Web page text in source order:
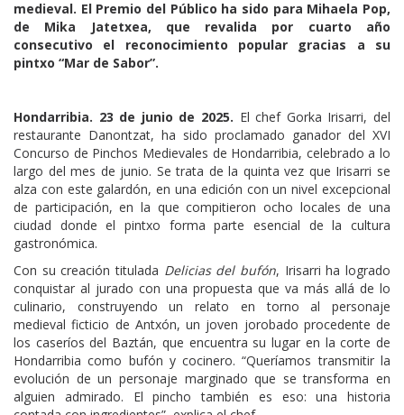
medieval. El Premio del Público ha sido para Mihaela Pop,
de Mika Jatetxea, que revalida por cuarto año
consecutivo el reconocimiento popular gracias a su
pintxo “Mar de Sabor”.
Hondarribia. 23 de junio de 2025. El chef Gorka Irisarri, del
restaurante Danontzat, ha sido proclamado ganador del XVI
Concurso de Pinchos Medievales de Hondarribia, celebrado a lo
largo del mes de junio. Se trata de la quinta vez que Irisarri se
alza con este galardón, en una edición con un nivel excepcional
de participación, en la que compitieron ocho locales de una
ciudad donde el pintxo forma parte esencial de la cultura
gastronómica.
Con su creación titulada Delicias del bufón, Irisarri ha logrado
conquistar al jurado con una propuesta que va más allá de lo
culinario, construyendo un relato en torno al personaje
medieval ficticio de Antxón, un joven jorobado procedente de
los caseríos del Baztán, que encuentra su lugar en la corte de
Hondarribia como bufón y cocinero. “Queríamos transmitir la
evolución de un personaje marginado que se transforma en
alguien admirado. El pincho también es eso: una historia